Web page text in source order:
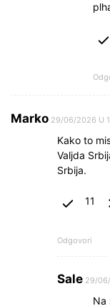
Marko 29/06/2026 U
Kako to
Valjda
Srbija.
11
Odgovori
Sale 29/
Na